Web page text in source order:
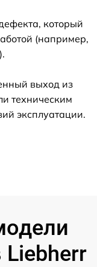
который
(например,
выход из
техническим
эксплуатации.